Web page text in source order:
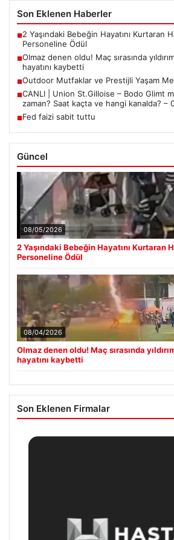
Son Eklenen Haberler
■2 Yaşındaki Bebeğin Hayatını Kurtaran
Personeline Ödül
■Olmaz denen oldu! Maç sırasında
hayatını kaybetti
■Outdoor Mutfaklar ve Prestijli Yaşam
■CANLI | Union St.Gilloise – Bodo Glimt
zaman? Saat kaçta ve hangi kanalda? –
■Fed faizi sabit tuttu
Güncel
08/05/2026
2 Yaşındaki Bebeğin Hayatını Kurtaran
Personeline Ödül
08/04/2026
Olmaz denen oldu! Maç sırasında
hayatını kaybetti
Son Eklenen Firmalar